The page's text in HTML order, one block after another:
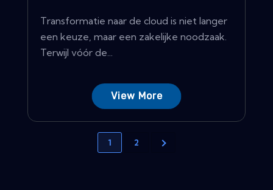
Transformatie naar de cloud is niet langer
een keuze, maar een zakelijke noodzaak.
Terwijl vóór de...
View More
1 2